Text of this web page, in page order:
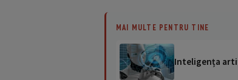
MAI MULTE PENTRU TINE
Inteligența